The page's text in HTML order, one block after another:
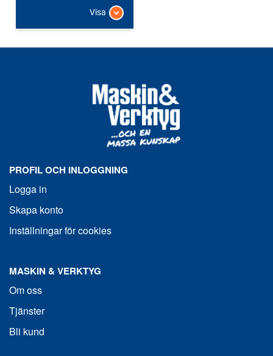
Visa
PROFIL OCH INLOGGNING
Logga in
Skapa konto
Inställningar för cookies
MASKIN & VERKTYG
Om oss
Tjänster
Bli kund